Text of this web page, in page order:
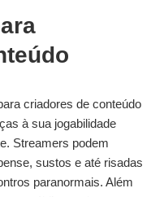
criadores de conteúdo
à sua jogabilidade
Streamers podem
sustos e até risadas
paranormais. Além